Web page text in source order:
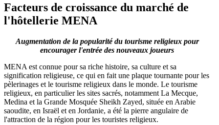
Facteurs de croissance du marché de
l'hôtellerie MENA
Augmentation de la popularité du tourisme religieux pour
encourager l'entrée des nouveaux joueurs
MENA est connue pour sa riche histoire, sa culture et sa
signification religieuse, ce qui en fait une plaque tournante pour les
pèlerinages et le tourisme religieux dans le monde. Le tourisme
religieux, en particulier les sites sacrés, notamment La Mecque,
Medina et la Grande Mosquée Sheikh Zayed, située en Arabie
saoudite, en Israël et en Jordanie, a été la pierre angulaire de
l'attraction de la région pour les touristes religieux.